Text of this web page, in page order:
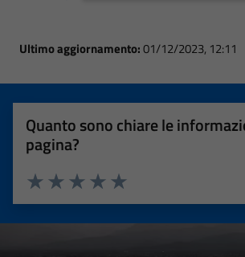
Ultimo aggiornamento:01/12/2023, 12:11
Quanto sono chiare le
pagina?
Valuta 5 stelle su 5
Valuta 4 stelle su 5
Valuta 3 stelle su 5
Valuta 2 stelle su 5
Valuta 1 stelle su 5